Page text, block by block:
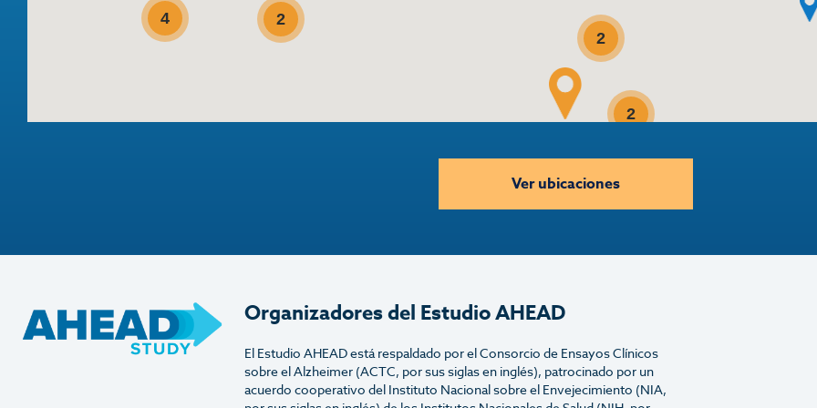
2
4
2
2
Ver ubicaciones
Organizadores del Estudio AHEAD
El Estudio AHEAD está respaldado por el Consorcio de Ensayos Clínicos
sobre el Alzheimer (ACTC, por sus siglas en inglés), patrocinado por un
acuerdo cooperativo del Instituto Nacional sobre el Envejecimiento (NIA,